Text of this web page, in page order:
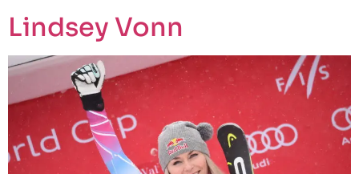
Lindsey Vonn